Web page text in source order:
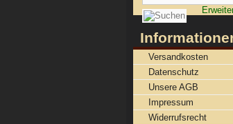
Versandkosten
Datenschutz
Unsere AGB
Impressum
Widerrufsrecht